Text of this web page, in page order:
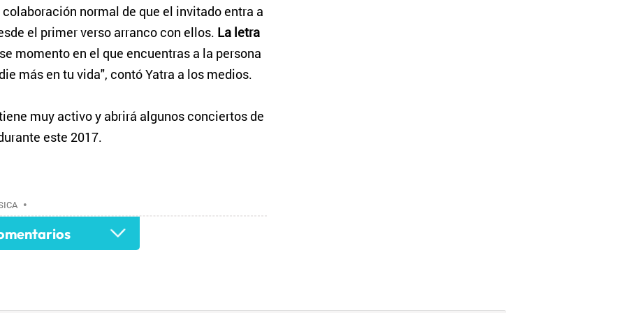
normal de que el invitado entra a
el primer verso arranco con ellos. La letra
momento en el que encuentras a la persona
más en tu vida", contó Yatra a los medios.
muy activo y abrirá algunos conciertos de
este 2017.
•